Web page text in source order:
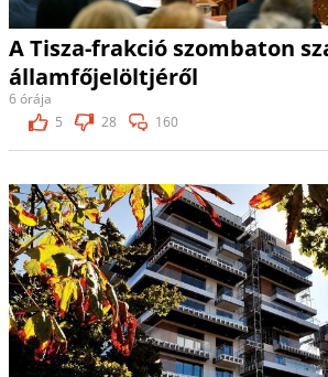
A Tisza-frakció szombaton
államfőjelöltjéről
6 órája
5
28 160